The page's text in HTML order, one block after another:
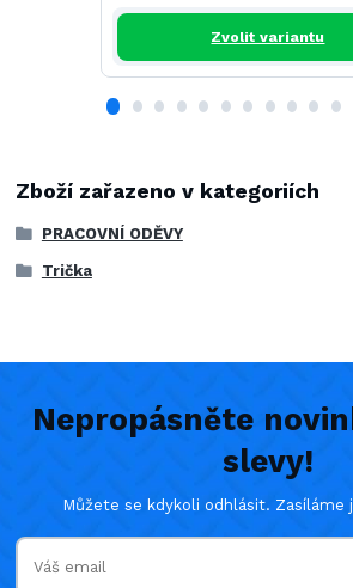
Zvolit variantu
Zboží zařazeno v kategoriích
PRACOVNÍ ODĚVY
Trička
Nepropásněte
slevy!
Můžete se kdykoli odhlásit. Zasíláme